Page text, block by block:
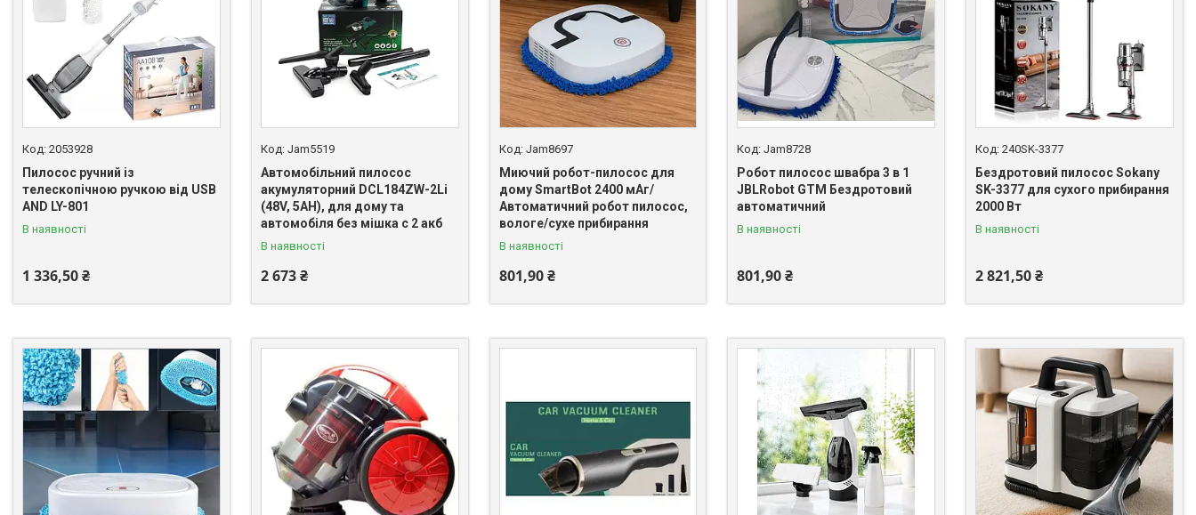
2053928
Пилосос ручний із
телескопічною ручкою від USB
AND LY-801
В наявності
1 336,50 ₴
Jam5519
Автомобільний пилосос
акумуляторний DCL184ZW-2Li
(48V, 5AH), для дому та
автомобіля без мішка c 2 акб
В наявності
2 673 ₴
Jam8697
Миючий робот-пилосос для
дому SmartBot 2400 мАг/
Автоматичний робот пилосос,
вологе/сухе прибирання
В наявності
801,90 ₴
Jam8728
Робот пилосос швабра 3 в 1
JBLRobot GTM Бездротовий
автоматичний
В наявності
801,90 ₴
240SK-3377
Бездротовий пилосос Sokany
SK-3377 для сухого прибирання
2000 Вт
В наявності
2 821,50 ₴